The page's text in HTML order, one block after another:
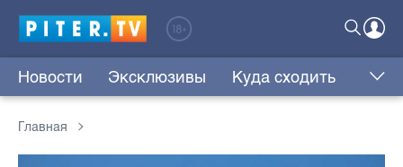
Новости Эксклюзивы Куда сходить
Главная